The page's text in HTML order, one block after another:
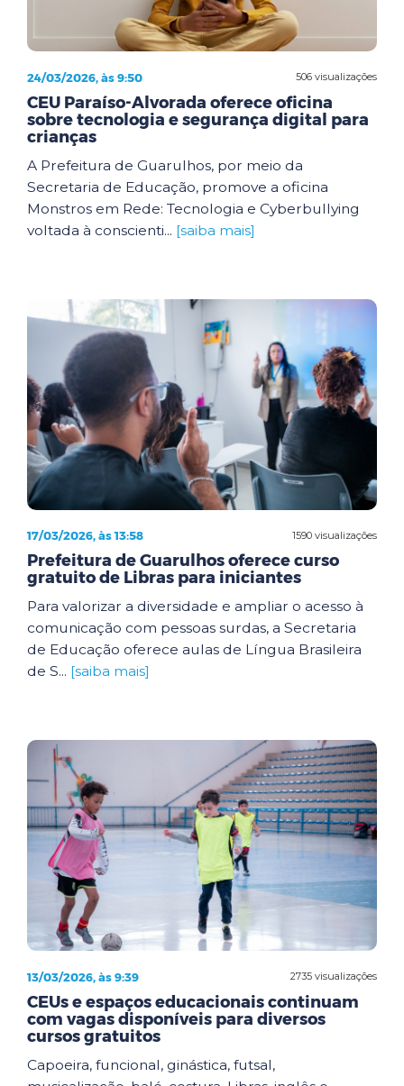
506 visualizações
24/03/2026, às 9:50
CEU Paraíso-Alvorada oferece oficina
sobre tecnologia e segurança digital para
crianças
A Prefeitura de Guarulhos, por meio da
Secretaria de Educação, promove a oficina
Monstros em Rede: Tecnologia e Cyberbullying
voltada à conscienti... [saiba mais]
1590 visualizações
17/03/2026, às 13:58
Prefeitura de Guarulhos oferece curso
gratuito de Libras para iniciantes
Para valorizar a diversidade e ampliar o acesso à
comunicação com pessoas surdas, a Secretaria
de Educação oferece aulas de Língua Brasileira
de S... [saiba mais]
2735 visualizações
13/03/2026, às 9:39
CEUs e espaços educacionais continuam
com vagas disponíveis para diversos
cursos gratuitos
Capoeira, funcional, ginástica, futsal,